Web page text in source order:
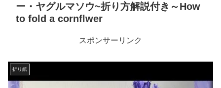
ー・ヤグルマソウ~折り方解説付き～How
to fold a cornflwer
スポンサーリンク
折り紙